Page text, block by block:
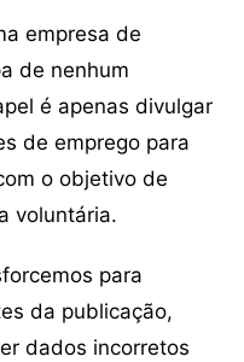
empresa de
de nenhum
é apenas divulgar
de emprego para
o objetivo de
voluntária.
para
da publicação,
dados incorretos